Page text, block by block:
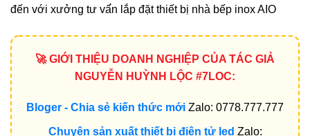
đến với xưởng tư vấ́n lắp đặt thiết bị nhà bếp inox AIO
🚀 GIỚI THIỆU DOANH NGHIỆP CỦA TÁC GIẢ
NGUYỄN HUỲNH LỘC #7LOC:
Bloger - Chia sẻ kiến thức mới Zalo: 0778.777.777
Chuyên sản xuất thiết bị điện tử led Zalo: